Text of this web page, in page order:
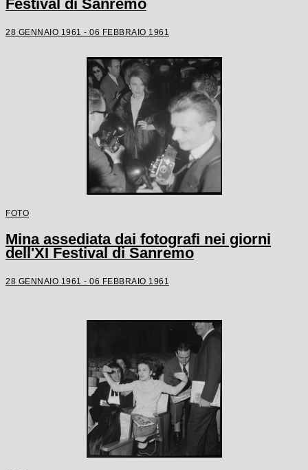
Festival di Sanremo
28 GENNAIO 1961 - 06 FEBBRAIO 1961
FOTO
Mina assediata dai fotografi nei giorni
dell'XI Festival di Sanremo
28 GENNAIO 1961 - 06 FEBBRAIO 1961